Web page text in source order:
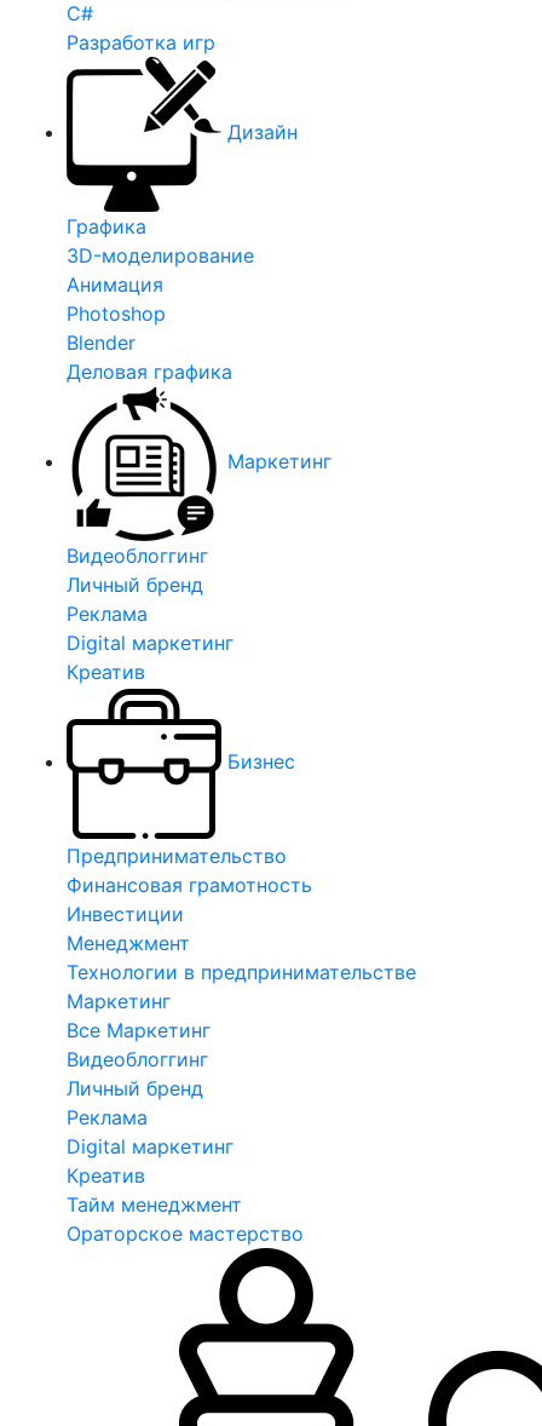
C#
Разработка игр
Дизайн
Графика
3D-моделирование
Анимация
Photoshop
Blender
Деловая графика
Маркетинг
Видеоблоггинг
Личный бренд
Реклама
Digital маркетинг
Креатив
Бизнес
Предпринимательство
Финансовая грамотность
Инвестиции
Менеджмент
Технологии в предпринимательстве
Маркетинг
Все Маркетинг
Видеоблоггинг
Личный бренд
Реклама
Digital маркетинг
Креатив
Тайм менеджмент
Ораторское мастерство